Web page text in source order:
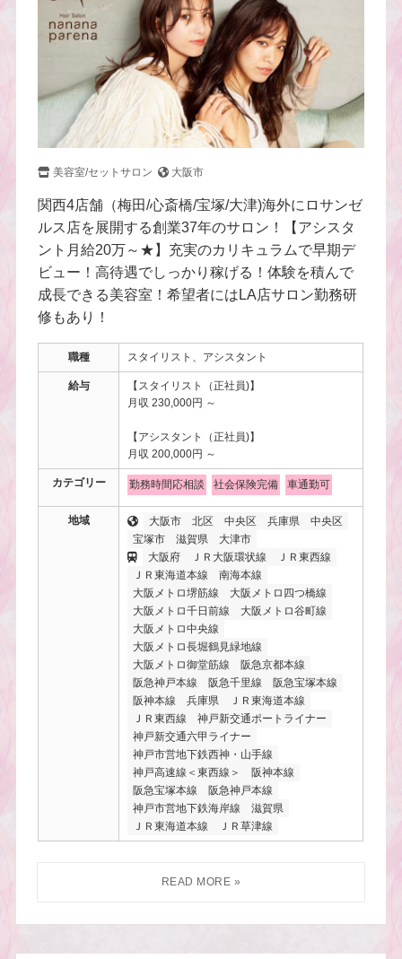
美容室/セットサロン 大阪市
関西4店舗（梅田/心斎橋/宝塚/大津)海外にロサンゼ
ルス店を展開する創業37年のサロン！【アシスタ
ント月給20万～★】充実のカリキュラムで早期デ
ビュー！高待遇でしっかり稼げる！体験を積んで
成長できる美容室！希望者にはLA店サロン勤務研
修もあり！
職種 スタイリスト、アシスタント
給与
【スタイリスト（正社員)】
月収 230,000円 ～
【アシスタント（正社員)】
月収 200,000円 ～
カテゴリー 勤務時間応相談 社会保険完備 車通勤可
地域 大阪市 北区 中央区 兵庫県
中央区
宝塚市
滋賀県
大津市
大阪府
ＪＲ大阪環状線
ＪＲ東西線
ＪＲ東海道本線
南海本線
大阪メトロ堺筋線
大阪メトロ四つ橋線
大阪メトロ千日前線
大阪メトロ谷町線
大阪メトロ中央線
大阪メトロ長堀鶴見緑地線
大阪メトロ御堂筋線
阪急京都本線
阪急神戸本線
阪急千里線
阪急宝塚本線
阪神本線
兵庫県
ＪＲ東海道本線
ＪＲ東西線
神戸新交通ポートライナー
神戸新交通六甲ライナー
神戸市営地下鉄西神・山手線
神戸高速線＜東西線＞
阪神本線
阪急宝塚本線
阪急神戸本線
神戸市営地下鉄海岸線
滋賀県
ＪＲ東海道本線
ＪＲ草津線